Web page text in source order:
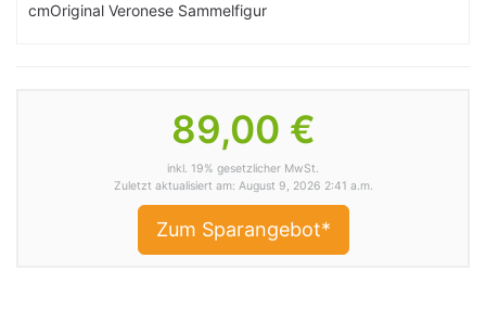
cmOriginal Veronese Sammelfigur
89,00 €
inkl. 19% gesetzlicher MwSt.
Zuletzt aktualisiert am: August 9, 2026 2:41 a.m.
Zum Sparangebot*